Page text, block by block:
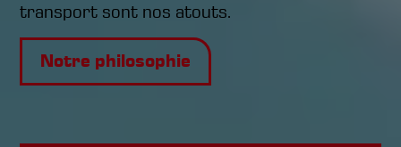
transport sont nos atouts.
Notre philosophie